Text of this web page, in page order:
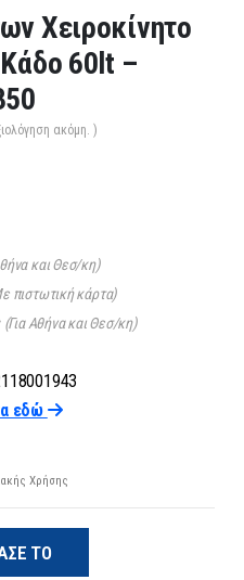
Χειροκίνητο
60lt –
ακόμη. )
και Θεσ/κη)
πιστωτική κάρτα)
(Για Αθήνα και Θεσ/κη)
εδώ
Χρήσης
ΤΟ